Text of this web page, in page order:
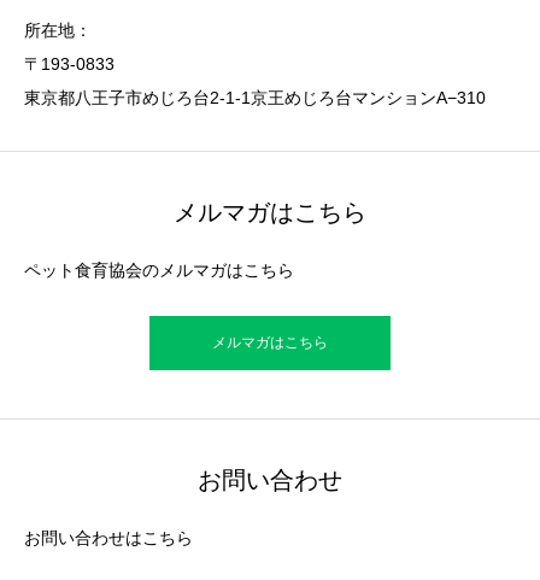
所在地：
〒193-0833
東京都八王子市めじろ台2-1-1京王めじろ台マンションA−310
メルマガはこちら
ペット食育協会のメルマガはこちら
メルマガはこちら
お問い合わせ
お問い合わせはこちら